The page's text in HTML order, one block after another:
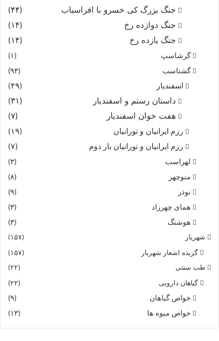
جنگ بزرگ کی خسرو با افراسیاب
(۴۴)
جنگ دوازده رخ
(۱۴)
جنگ یازده رخ
(۱۴)
گرشاسپ
(۱)
گشتاسب
(۹۳)
اسفندیار
(۴۹)
داستان رستم و اسفندیار
(۳۱)
هفت خوان اسفندیار
(۷)
رزم ایرانیان و تورانیان
(۱۹)
رزم ایرانیان و تورانیان بار دوم
(۷)
لهراسب
(۳)
منوچهر
(۸)
نوذر
(۹)
هماى چهرزاد
(۳)
هوشنگ
(۳)
شهریار (۱۵۷)
گزیده اشعار شهریار (۱۵۷)
طب سنتی (۲۲)
گیاهان دارویی (۲۲)
خواص گیاهان
(۹)
خواص میوه ها
(۱۳)